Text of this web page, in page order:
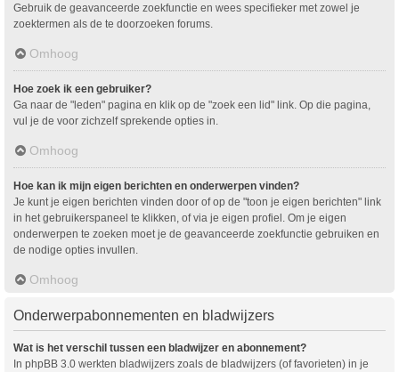
Gebruik de geavanceerde zoekfunctie en wees specifieker met zowel je
zoektermen als de te doorzoeken forums.
Omhoog
Hoe zoek ik een gebruiker?
Ga naar de "leden" pagina en klik op de "zoek een lid" link. Op die pagina,
vul je de voor zichzelf sprekende opties in.
Omhoog
Hoe kan ik mijn eigen berichten en onderwerpen vinden?
Je kunt je eigen berichten vinden door of op de "toon je eigen berichten" link
in het gebruikerspaneel te klikken, of via je eigen profiel. Om je eigen
onderwerpen te zoeken moet je de geavanceerde zoekfunctie gebruiken en
de nodige opties invullen.
Omhoog
Onderwerpabonnementen en bladwijzers
Wat is het verschil tussen een bladwijzer en abonnement?
In phpBB 3.0 werkten bladwijzers zoals de bladwijzers (of favorieten) in je